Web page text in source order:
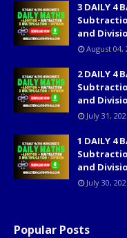
3 DAILY 4
and
August 04,
2 DAILY 4
and
July 31,
1 DAILY 4
and
July 30,
Popular Posts